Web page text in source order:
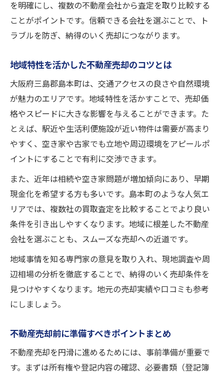
査定額に差が出る不動産売却の要因とは
信頼できる査定結果を得るためのコツ
不動産売却で納得できる条件の選び方
買取と仲介の違いを徹底解説する理由
売却スピードと価格の違いを徹底比較
不動産売却後の手間やリスクの違い解説
それぞれのメリットを知る不動産売却方法
仲介と買取の不動産売却手続きの流れ
現金化までの流れと注意点を総まとめ
不動産売却の現金化までのステップ解説
現金化を早めるための不動産売却ポイント
トラブルを防ぐ不動産売却の注意事項
現金化後に意識したい手続きと流れ
安全に不動産売却を終えるためのアドバイ
ス
を明確にし、複数の不動産会社から査定を取り比較する
ことがポイントです。信頼できる会社を選ぶことで、ト
ラブルを防ぎ、納得のいく売却につながります。
地域特性を活かした不動産売却のコツとは
大阪府三島郡島本町は、交通アクセスの良さや自然環境
が魅力のエリアです。地域特性を活かすことで、売却価
格やスピードに大きな影響を与えることができます。た
とえば、駅近や生活利便施設が近い物件は需要が高まり
やすく、空き家や古家でも立地や周辺環境をアピールポ
イントにすることで有利に交渉できます。
また、近年は相続や空き家問題が増加傾向にあり、早期
現金化を希望する方も多いです。島本町のような人気エ
リアでは、複数社の買取査定を比較することでより良い
条件を引き出しやすくなります。地域に根差した不動産
会社を選ぶことも、スムーズな売却への近道です。
地域事情を知る専門家の意見を取り入れ、現地調査や周
辺相場の分析を徹底することで、納得のいく売却条件を
見つけやすくなります。地元の売却実績や口コミも参考
にしましょう。
不動産売却前に準備すべきポイントまとめ
不動産売却を円滑に進めるためには、事前準備が重要で
す。まずは所有権や登記内容の確認、必要書類（登記簿